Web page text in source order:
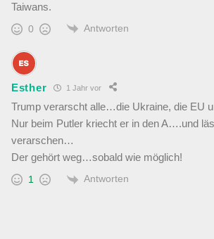
Taiwans.
0 Antworten
Esther 1 Jahr vor
Trump verarscht alle…die Ukraine, die EU
Nur beim Putler kriecht er in den A….und
verarschen…
Der gehört weg…sobald wie möglich!
1 Antworten